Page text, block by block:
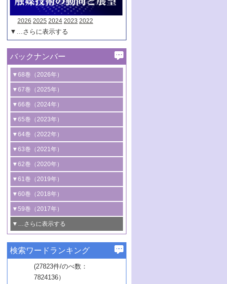
2026 2025 2024 2023 2022
▼…さらに表示する
バックナンバー
▼68巻（2026年）
1号 過酸化水素合成に関する研究動向
2号 コンピューター技術により加速する
触媒開発
3号 有機分子変換やCO 資源化のための
光触媒に関する最近の研究
B号 第137回触媒討論会（2026年）
▼67巻（2025年）
1号 CO
水素化によるグリーン燃料/グリ
ーンケミカル製造
2号 水素製造のための水分解技術に関す
る最近の研究
3号 オレフィン系樹脂の精密合成に関す
る最新技術
4号 アルコール類の効率的変換を実現す
る非貴金属触媒の研究動向
5号 ゼオライトの合成と応用における研
究動向
6号 ヘテロ接合界面
B号 第135回触媒討論会（2025年）
▼66巻（2024年）
1号 低次元ナノ構造を有する触媒材料
2号 規制反応場を活用した固体触媒研究
の新展開
3号 未踏分子変換を目指した酸化触媒プ
ロセスの最前線
4号 シンクロトロン放射光および中性子
線を利用した触媒解析技術の最先端
5号 単原子触媒
6号 参照触媒委員会からのお知らせ
B号 第133回触媒討論会（2023年）
▼65巻（2023年）
1号 炭素が関わる触媒機能
2号 プラスチックケミカルリサイクルの
ための触媒技術
3号 非酸化物系金属化合物を基盤とした
触媒材料の開発
4号 格子酸素・格子酸素欠陥を利用した
触媒反応
5号 生体触媒によるエネルギー変換反応
6号 窒素とリンの循環のための触媒・機
能性材料
▼64巻（2022年）
1号 合成ガス製造とCOを用いるケミカル
ズ合成の最新動向
2号 化学品合成のための合金触媒開発
3号 CO の排出削減および有効活用のた
めの触媒技術
4号 若手による情報発信企画～とびたて
若き触媒の研究者たち～（1）
若き触媒の研究者たち～（2）
6号 石油のノーブル・ユースを志向した
触媒技術
▼63巻（2021年）
1号 金触媒の新展開
2号 ペロブスカイト
3号 特殊反応場を利用した触媒的分子変
換反応
4号 多孔質材料を用いた触媒の新展開
5号 情報学的手法を用いた触媒開発
6号 カーボンニュートラルに向けた電解
技術
B号 第127回触媒討論会（2021年・オン
ライン開催(Zoom)のみ）
▼62巻（2020年）
1号 触媒設計を拓く欠陥構造のキャラク
タリゼーション
2号 機能化学品製造に資するクリーンな
触媒的酸化反応
3号 水処理のための触媒化学
4号 光触媒を用いた水分解の最新の研究
動向
5号 次世代の触媒プロセスを支えるマイ
▼61巻（2019年）
1号 物質移動制御に着目した触媒プロセ
ス開発
2号 CO2 フリー水素サプライチェーンに
関わる触媒開発動向
3号 精密高分子合成に関する最近の研究
動向
4号 バイオマス化成品製造のための触媒
▼60巻（2018年）
1号 固体酸触媒の最新の研究動向
2号 二酸化炭素からの有用化学品合成
3号 ナノ粒子・クラスター触媒の最前線
4号 60周年記念企画
5号 進化するゼオライト合成技術
6号 非貴金属系触媒における電気化学的
▼59巻（2017年）
1号 いたるところに，触媒
最先端技術
3号 無機分離膜材料の開発と触媒反応プ
ロセスへの適用
▼…さらに表示する
1号 ユニークな構造の高分子を生み出す触
2号 リグニンからの化成品製造に向けた触
▼57巻（2015年）
1号 水素キャリアにかかわる触媒技術の新
▼56巻（2014年）
検索ワードランキング
(27823件/のべ数：
7824136）